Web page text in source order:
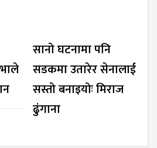
सानो घटनामा पनि
सडकमा उतारेर सेनालाई
सस्तो बनाइयोः मिराज
ढुंगाना